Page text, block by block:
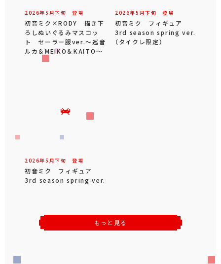
2026年5 月下旬 登場
初音ミク×RODY 描き下
ろしぬいぐるみマスコッ
ト セーラー服ver.～巡音
ルカ＆MEIKO＆KAITO～
2026年5 月下旬 登場
初音ミク フィギュア
3rd season spring ver.
（タイクレ限定）
2026年5 月下旬 登場
初音ミク フィギュア
3rd season spring ver.
もっと見る